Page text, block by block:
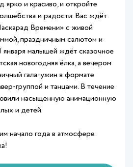
ярко и красиво, и откройте
и радости. Вас ждёт
Времени» с живой
праздничным салютом и
января малышей ждёт сказочное
новогодняя ёлка, а вечером
гала-ужин в формате
группой и танцами. В течение
насыщенную анимационную
и детей.
начало года в атмосфере